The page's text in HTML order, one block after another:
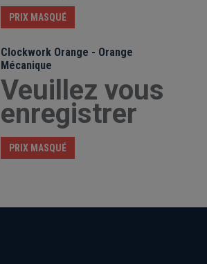
PRIX MASQUÉ
Clockwork Orange - Orange
Mécanique
Veuillez vous
enregistrer
PRIX MASQUÉ